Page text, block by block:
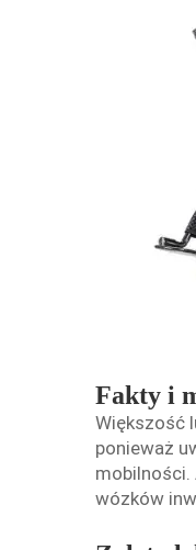
Fakty i
Większość
ponieważ
mobilności.
wózków